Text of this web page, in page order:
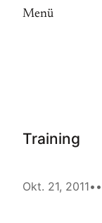
Menü
Training
Okt. 21, 2011• •